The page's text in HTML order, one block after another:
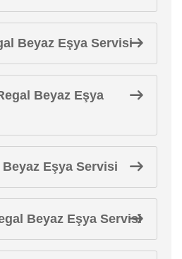
Beyaz Eşya Servisi
Beyaz Eşya
Beyaz Eşya Servisi
Beyaz Eşya Servisi